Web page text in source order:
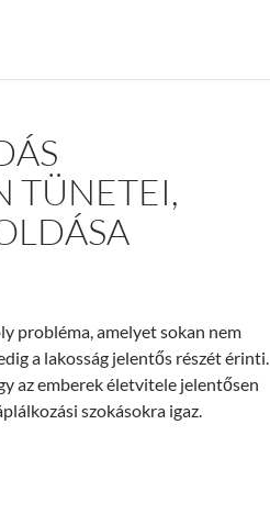
TÜNETEI,
probléma, amelyet sokan nem
a lakosság jelentős részét érinti.
az emberek életvitele jelentősen
szokásokra igaz.
illetve megoldása